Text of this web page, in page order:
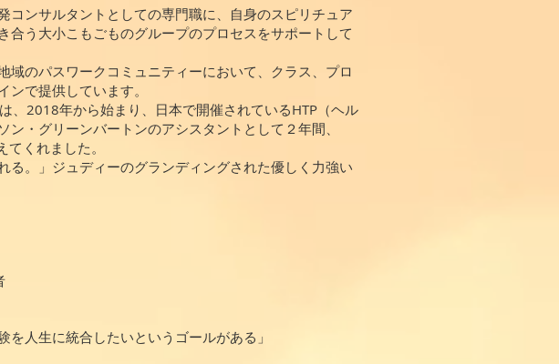
コンサルタントとしての専門職に、自身のスピリチュア
合う大小こもごものグループのプロセスをサポートして
のパスワークコミュニティーにおいて、クラス、プロ
で提供しています。
、2018年から始まり、日本で開催されているHTP（ヘル
・グリーンバートンのアシスタントとして２年間、
くれました。
る。」ジュディーのグランディングされた優しく力強い
を人生に統合したいというゴールがある」